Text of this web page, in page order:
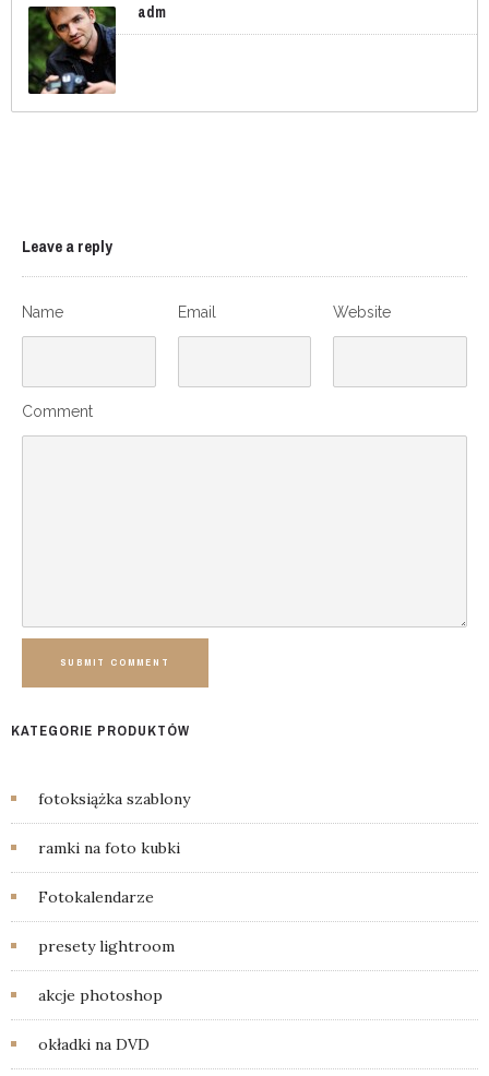
adm
Leave a reply
Name Email Website
Comment
SUBMIT COMMENT
KATEGORIE PRODUKTÓW
fotoksiążka szablony
ramki na foto kubki
Fotokalendarze
presety lightroom
akcje photoshop
okładki na DVD